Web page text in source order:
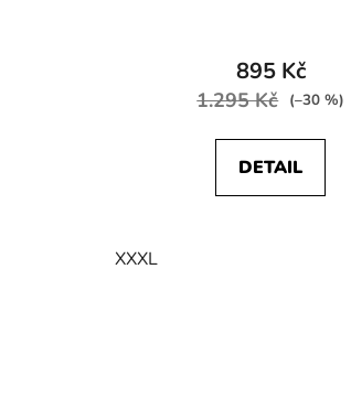
895 Kč
1.295 Kč (–30 %)
DETAIL
XXXL